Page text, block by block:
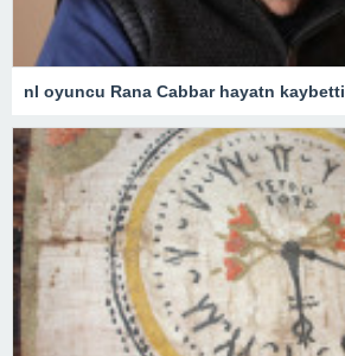
nl oyuncu Rana Cabbar hayatn kaybetti